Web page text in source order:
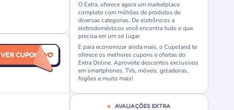
VER CUPOM
EXCLUSIVO
O Extra, oferece agora um marketplace
completo com milhões de produtos de
diversas categorias. De eletrônicos a
eletrodomésticos você encontra tudo o que
precisa em um só lugar.
E para economizar ainda mais, o Cupoland te
oferece os melhores cupons e ofertas do
Extra Online. Aproveite descontos exclusivos
em smartphones, TVs, móveis, geladeiras,
fogões e muito mais!
AVALIAÇÕES EXTRA